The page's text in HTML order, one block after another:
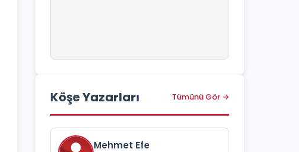
Köşe Yazarları Tümünü Gör →
Mehmet Efe